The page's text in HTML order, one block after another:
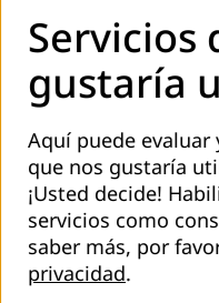
Educativa 2024-2028
El viernes 2 de junio, el
International Guatemala
con representantes de la
Transformación Educativa
Read more
Servicios
gustaría
Aquí puede evaluar
que nos gustaría
¡Usted decide!
servicios como
saber más, por
privacidad.